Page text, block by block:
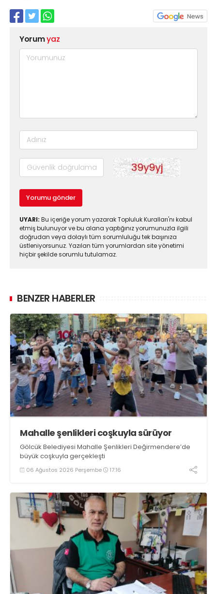
Yorumyaz
Yorumu gönder
UYARI: Bu içeriğe yorum yazarak Topluluk Kuralları'nı kabul
etmiş bulunuyor ve bu alana yaptığınız yorumunuzla ilgili
doğrudan veya dolaylı tüm sorumluluğu tek başınıza
üstleniyorsunuz. Yazılan tüm yorumlardan site yönetimi
hiçbir şekilde sorumlu tutulamaz.
BENZER HABERLER
Mahalle şenlikleri coşkuyla sürüyor
Gölcük Belediyesi Mahalle Şenlikleri Değirmendere’de
büyük coşkuyla gerçekleşti
06 Ağustos 2026 Perşembe 17:16